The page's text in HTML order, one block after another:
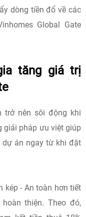
dòng tiền đổ về các
Global Gate
tăng giá trị
trở nên sôi động khi
giải pháp ưu việt giúp
án ngay từ khi đặt
kép - An toàn hơn tiết
thiện. Theo đó,